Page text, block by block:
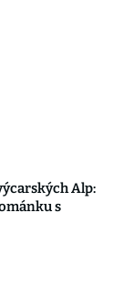
Alp:
s